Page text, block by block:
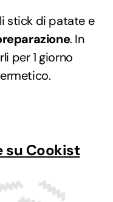
stick di patate e
. In
per 1 giorno
su Cookist